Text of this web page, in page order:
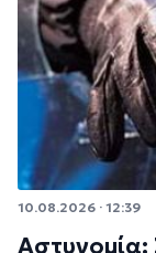
10.08.2026 · 12:39
Αστυνομία: